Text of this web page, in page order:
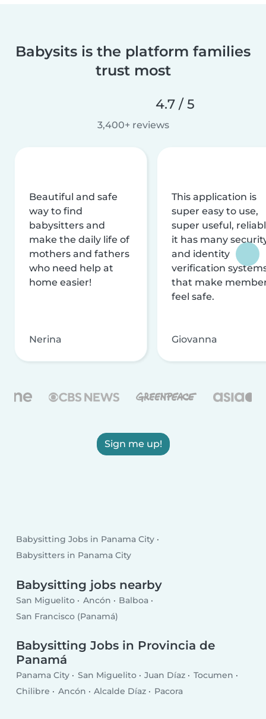
Babysits is the platform families
trust most
4.7 / 5
3,400+ reviews
Beautiful and safe
way to find
babysitters and
make the daily life of
mothers and fathers
who need help at
home easier!
Nerina
This application is
super easy to use,
super useful,
it has many
and identity
verification
that make
feel safe.
Giovanna
Sign me up!
Babysitting Jobs in Panama City
Babysitters in Panama City
Babysitting jobs nearby
San Miguelito Ancón
Balboa
San Francisco (Panamá)
Babysitting Jobs in Provincia de
Panamá
Panama City San Miguelito Juan Díaz
Tocumen
Chilibre
Ancón Alcalde Díaz Pacora